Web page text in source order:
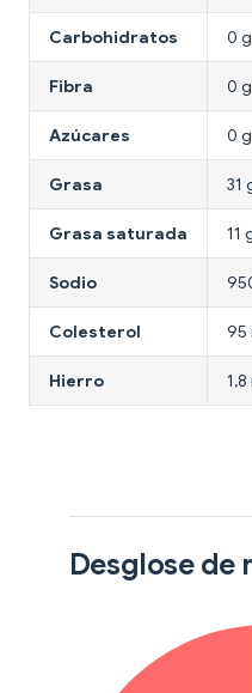
Carbohidratos 0 g
Fibra 0 g
Azúcares 0 g
Grasa 31
Grasa saturada 11
Sodio
Colesterol 95
Hierro
Desglose de